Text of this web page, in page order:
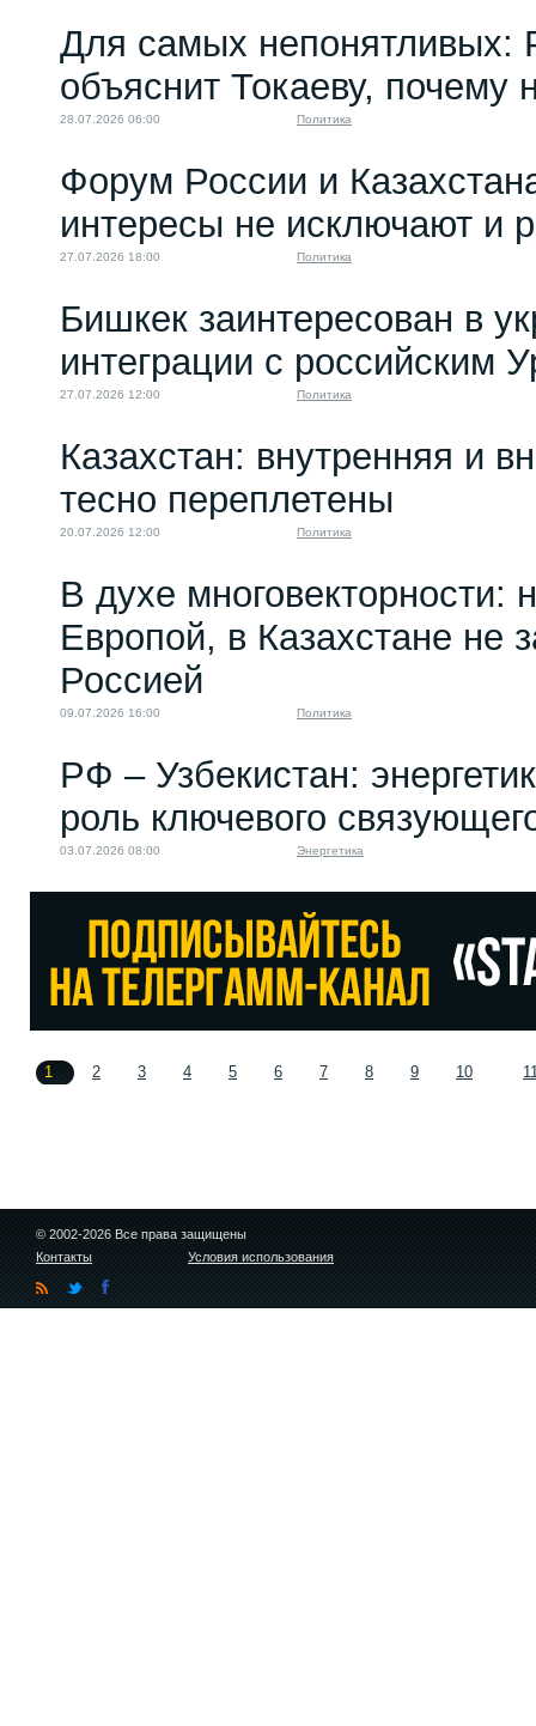
Для самых непонятливых:
объяснит Токаеву,
28.07.2026 06:00 Политика
Форум России и
интересы не исключают и
27.07.2026 18:00 Политика
Бишкек заинтересован в
интеграции с российским
27.07.2026 12:00 Политика
Казахстан: внутренняя и
тесно переплетены
20.07.2026 12:00 Политика
В духе многовекторности:
Европой, в Казахстане не
Россией
09.07.2026 16:00 Политика
РФ – Узбекистан:
роль ключевого
03.07.2026 08:00 Энергетика
1 2 3 4 5 6 7 8 9 10
© 2002-2026 Все права защищены
Контакты
Условия использования